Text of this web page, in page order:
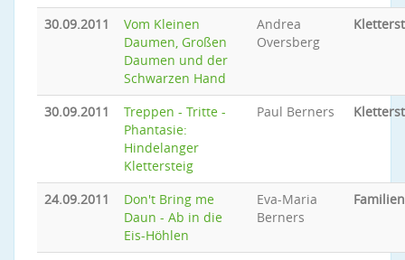
30.09.2011
Vom Kleinen
Daumen, Großen
Daumen und der
Schwarzen Hand
Andrea
Oversberg
30.09.2011
Treppen - Tritte -
Phantasie:
Hindelanger
Klettersteig
Paul Berners
24.09.2011
Don't Bring me
Daun - Ab in die
Eis-Höhlen
Eva-Maria
Berners